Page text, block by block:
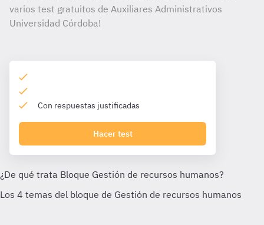
varios test gratuitos de Auxiliares Administrativos
Universidad Córdoba!
Con respuestas justificadas
Hacer test